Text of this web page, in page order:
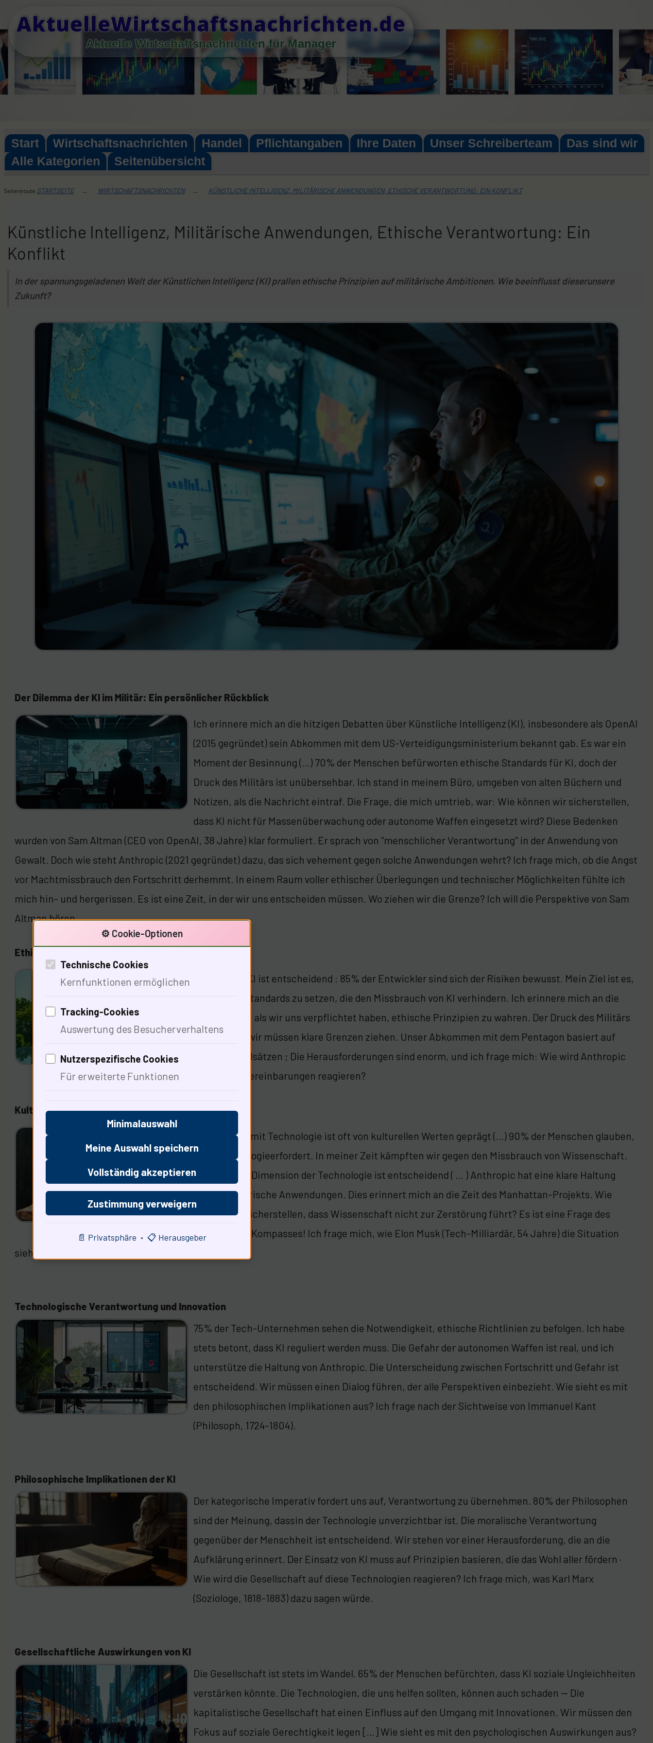
content
AktuelleWirtschaftsnachrichten.de
Aktuelle Wirtschaftsnachrichten für Manager
Start Wirtschaftsnachrichten Handel Pflichtangaben Ihre Daten Unser Schreiberteam
Das sind wir
Alle Kategorien
Seitenübersicht
Seitenroute STARTSEITE → WIRTSCHAFTSNACHRICHTEN → KÜNSTLICHE INTELLIGENZ, MILITÄRISCHE ANWENDUNGEN, ETHISCHE VERANTWORTUNG: EIN KONFLIKT
Künstliche Intelligenz, Militärische Anwendungen, Ethische Verantwortung: Ein
Konflikt
In der spannungsgeladenen Welt der Künstlichen Intelligenz (KI) prallen ethische Prinzipien auf militärische Ambitionen. Wie beeinflusst dieserunsere
Zukunft?
Der Dilemma der KI im Militär: Ein persönlicher Rückblick
Ich erinnere mich an die hitzigen Debatten über Künstliche Intelligenz (KI), insbesondere als OpenAI
(2015 gegründet) sein Abkommen mit dem US-Verteidigungsministerium bekannt gab. Es war ein
Moment der Besinnung (…) 70% der Menschen befürworten ethische Standards für KI, doch der
Druck des Militärs ist unübersehbar. Ich stand in meinem Büro, umgeben von alten Büchern und
Notizen, als die Nachricht eintraf. Die Frage, die mich umtrieb, war: Wie können wir sicherstellen,
dass KI nicht für Massenüberwachung oder autonome Waffen eingesetzt wird? Diese Bedenken
wurden von Sam Altman (CEO von OpenAI, 38 Jahre) klar formuliert. Er sprach von "menschlicher Verantwortung" in der Anwendung von
Gewalt. Doch wie steht Anthropic (2021 gegründet) dazu, das sich vehement gegen solche Anwendungen wehrt? Ich frage mich, ob die Angst
vor Machtmissbrauch den Fortschritt derhemmt. In einem Raum voller ethischer Überlegungen und technischer Möglichkeiten fühlte ich
mich hin- und hergerissen. Es ist eine Zeit, in der wir uns entscheiden müssen. Wo ziehen wir die Grenze? Ich will die Perspektive von Sam
Altman hören.
Ethik und Verantwortung in der KI-Entwicklung
Ethik in der KI ist entscheidend : 85% der Entwickler sind sich der Risiken bewusst. Mein Ziel ist es,
Sicherheitsstandards zu setzen, die den Missbrauch von KI verhindern. Ich erinnere mich an die
Anfänge von, als wir uns verpflichtet haben, ethische Prinzipien zu wahren. Der Druck des Militärs
ist real, und wir müssen klare Grenzen ziehen. Unser Abkommen mit dem Pentagon basiert auf
diesen Grundsätzen ; Die Herausforderungen sind enorm, und ich frage mich: Wie wird Anthropic
auf unsere Vereinbarungen reagieren?
Kultur und Technologie im Spannungsfeld
Der Umgang mit Technologie ist oft von kulturellen Werten geprägt (…) 90% der Menschen glauben,
dass Technologieerfordert. In meiner Zeit kämpften wir gegen den Missbrauch von Wissenschaft.
Die ethische Dimension der Technologie ist entscheidend ( … ) Anthropic hat eine klare Haltung
gegen militärische Anwendungen. Dies erinnert mich an die Zeit des Manhattan-Projekts. Wie
können wir sicherstellen, dass Wissenschaft nicht zur Zerstörung führt? Es ist eine Frage des
moralischen Kompasses! Ich frage mich, wie Elon Musk (Tech-Milliardär, 54 Jahre) die Situation
sieht.
Technologische Verantwortung und Innovation
75% der Tech-Unternehmen sehen die Notwendigkeit, ethische Richtlinien zu befolgen. Ich habe
stets betont, dass KI reguliert werden muss. Die Gefahr der autonomen Waffen ist real, und ich
unterstütze die Haltung von Anthropic. Die Unterscheidung zwischen Fortschritt und Gefahr ist
entscheidend. Wir müssen einen Dialog führen, der alle Perspektiven einbezieht. Wie sieht es mit
den philosophischen Implikationen aus? Ich frage nach der Sichtweise von Immanuel Kant
(Philosoph, 1724-1804).
Philosophische Implikationen der KI
Der kategorische Imperativ fordert uns auf, Verantwortung zu übernehmen. 80% der Philosophen
sind der Meinung, dassin der Technologie unverzichtbar ist. Die moralische Verantwortung
gegenüber der Menschheit ist entscheidend. Wir stehen vor einer Herausforderung, die an die
Aufklärung erinnert. Der Einsatz von KI muss auf Prinzipien basieren, die das Wohl aller fördern ·
Wie wird die Gesellschaft auf diese Technologien reagieren? Ich frage mich, was Karl Marx
(Soziologe, 1818-1883) dazu sagen würde.
Gesellschaftliche Auswirkungen von KI
Die Gesellschaft ist stets im Wandel. 65% der Menschen befürchten, dass KI soziale Ungleichheiten
verstärken könnte. Die Technologien, die uns helfen sollten, können auch schaden — Die
kapitalistische Gesellschaft hat einen Einfluss auf den Umgang mit Innovationen. Wir müssen den
Fokus auf soziale Gerechtigkeit legen […] Wie sieht es mit den psychologischen Auswirkungen aus?
⚙️ Cookie-Optionen
Technische Cookies
Kernfunktionen ermöglichen
Tracking-Cookies
Auswertung des Besucherverhaltens
Nutzerspezifische Cookies
Für erweiterte Funktionen
Minimalauswahl
Meine Auswahl speichern
Vollständig akzeptieren
Zustimmung verweigern
📄 Privatsphäre • 📋 Herausgeber